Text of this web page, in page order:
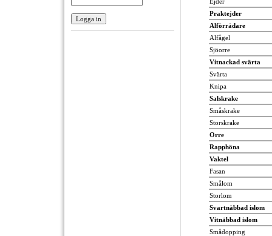
Praktejder
Alförrädare
Alfågel
Sjöorre
Vitnackad svärta
Svärta
Knipa
Salskrake
Småskrake
Storskrake
Orre
Rapphöna
Vaktel
Fasan
Smålom
Storlom
Svartnäbbad islom
Vitnäbbad islom
Smådopping